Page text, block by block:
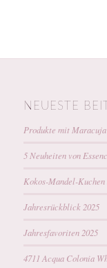
NEUESTE
Produkte mit
5 Neuheiten von
Kokos-Mandel-
Jahresrückblick 2025
Jahresfavoriten 2025
4711 Acqua Colonia